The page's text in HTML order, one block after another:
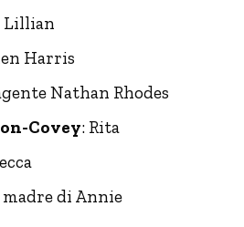
Lillian
Harris
Nathan Rhodes
Covey: Rita
madre di Annie